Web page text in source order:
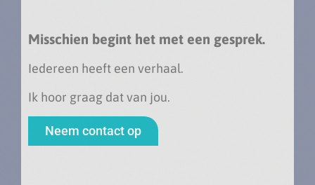
Misschien begint het met een gesprek.
Iedereen heeft een verhaal.
Ik hoor graag dat van jou.
Neem contact op